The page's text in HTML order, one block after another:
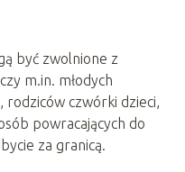
być zwolnione z
m.in. młodych
rodziców czwórki dzieci,
powracających do
za granicą.